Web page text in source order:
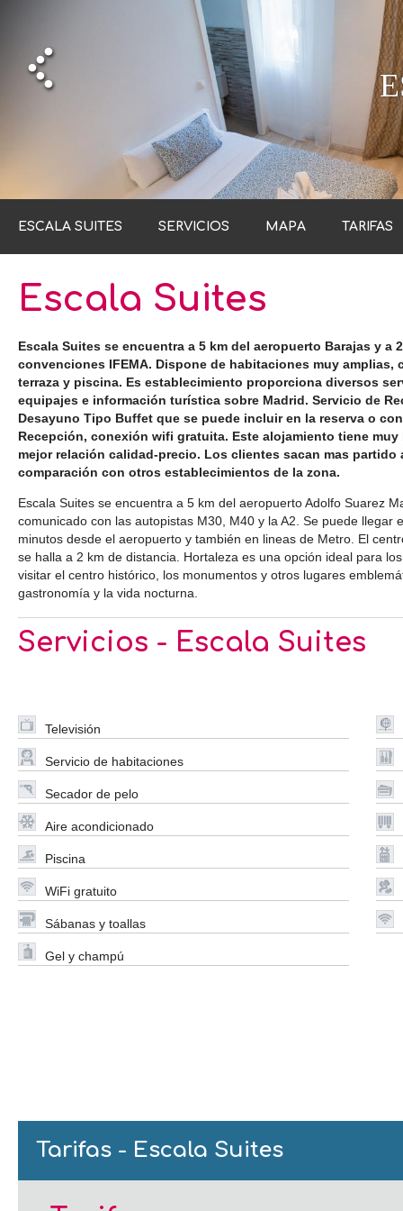
ESCALA SUITES SERVICIOS MAPA TARIFAS
Escala Suites
Escala Suites se encuentra a 5 km del aeropuerto Barajas y a
convenciones IFEMA. Dispone de habitaciones muy amplias,
terraza y piscina. Es establecimiento proporciona diversos
equipajes e información turística sobre Madrid. Servicio de
Desayuno Tipo Buffet que se puede incluir en la reserva o
Recepción, conexión wifi gratuita. Este alojamiento tiene
mejor relación calidad-precio. Los clientes sacan mas partido
comparación con otros establecimientos de la zona.
Escala Suites se encuentra a 5 km del aeropuerto Adolfo Suarez
comunicado con las autopistas M30, M40 y la A2. Se puede llegar
minutos desde el aeropuerto y también en lineas de Metro. El
se halla a 2 km de distancia. Hortaleza es una opción ideal para
visitar el centro histórico, los monumentos y otros lugares
gastronomía y la vida nocturna.
Servicios - Escala Suites
Televisión
Servicio de habitaciones
Secador de pelo
Aire acondicionado
Piscina
WiFi gratuito
Sábanas y toallas
Gel y champú
Tarifas - Escala Suites